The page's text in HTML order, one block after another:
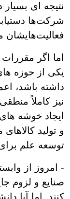
نتیجه ای
شرکت‌ها
فعالیت‌هایشان
اما اگر
یکی از حوزه
داشته باشد،
نیز کاملاً
ایجاد خوشه
و تولید
توسعه علم
- امروز از
صنایع و لزوم
کنند. اما آیا